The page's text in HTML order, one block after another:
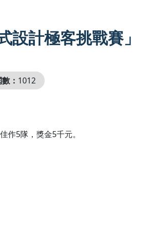
計極客挑戰賽」
： 1012
作5隊，獎金5千元。